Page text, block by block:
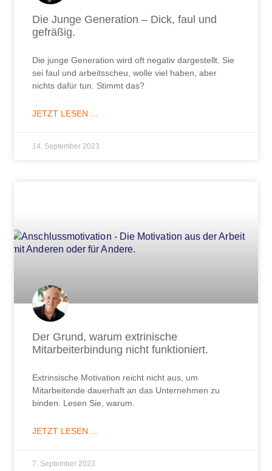
Die Junge Generation – Dick, faul und
gefräßig.
Die junge Generation wird oft negativ dargestellt. Sie
sei faul und arbeitsscheu, wolle viel haben, aber
nichts dafür tun. Stimmt das?
JETZT LESEN ...
14. September 2023
Der Grund, warum extrinische
Mitarbeiterbindung nicht funktioniert.
Extrinsische Motivation reicht nicht aus, um
Mitarbeitende dauerhaft an das Unternehmen zu
binden. Lesen Sie, warum.
JETZT LESEN ...
7. September 2023